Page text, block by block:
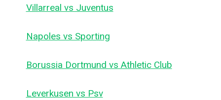
Villarreal vs Juventus
Napoles vs Sporting
Borussia Dortmund vs Athletic Club
Leverkusen vs Psv